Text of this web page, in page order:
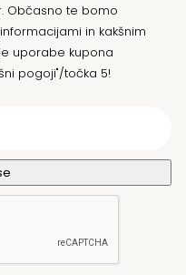
Občasno te bomo
in kakšnim
uporabe kupona
pogoji"/točka 5!